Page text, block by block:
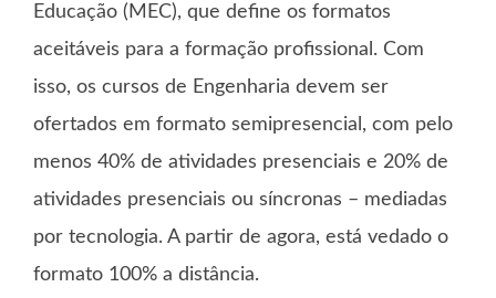
Educação (MEC), que define os formatos
aceitáveis para a formação profissional. Com
isso, os cursos de Engenharia devem ser
ofertados em formato semipresencial, com pelo
menos 40% de atividades presenciais e 20% de
atividades presenciais ou síncronas – mediadas
por tecnologia. A partir de agora, está vedado o
formato 100% a distância.